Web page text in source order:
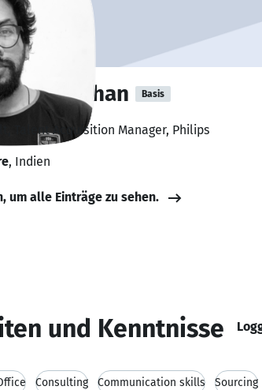
Basis
Talent Acquisition Manager, Philips
, Indien
um alle Einträge zu sehen.
und Kenntnisse
Consulting Communication skills Sourcing